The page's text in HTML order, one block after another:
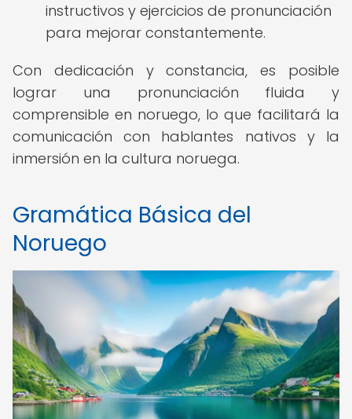
instructivos y ejercicios de pronunciación
para mejorar constantemente.
Con dedicación y constancia, es posible
lograr una pronunciación fluida y
comprensible en noruego, lo que facilitará la
comunicación con hablantes nativos y la
inmersión en la cultura noruega.
Gramática Básica del
Noruego